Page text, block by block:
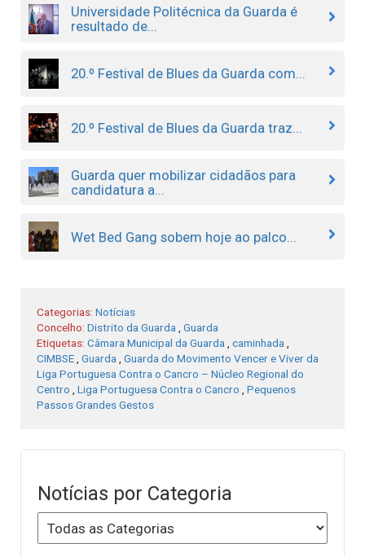
Universidade Politécnica da Guarda é
resultado de...
20.º Festival de Blues da Guarda com...
20.º Festival de Blues da Guarda traz...
Guarda quer mobilizar cidadãos para
candidatura a...
Wet Bed Gang sobem hoje ao palco...
Categorias: Notícias
Concelho: Distrito da Guarda
Guarda
Etiquetas: Câmara Municipal da Guarda caminhada
CIMBSE Guarda
Guarda do Movimento Vencer e Viver da
Liga Portuguesa Contra o Cancro – Núcleo Regional do
Centro
Liga Portuguesa Contra o Cancro
Pequenos
Passos Grandes Gestos
Notícias por Categoria